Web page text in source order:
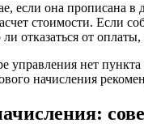
если она
стоимости. Если
от оплаты,
нет
начисления